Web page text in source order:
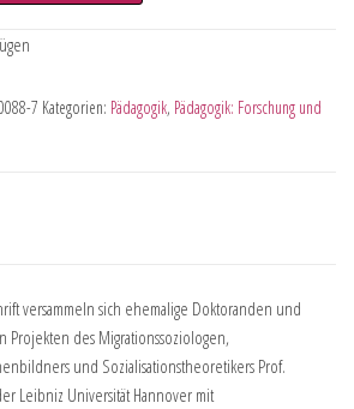
7 Kategorien: Pädagogik, Pädagogik: Forschung und
versammeln sich ehemalige Doktoranden und
des Migrationssoziologen,
und Sozialisationstheoretikers Prof.
Leibniz Universität Hannover mit